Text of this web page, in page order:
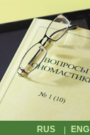
RUS ENG